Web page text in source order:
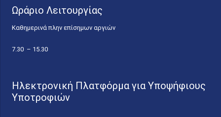
Ωράριο Λειτουργίας
Καθημερινά πλην επίσημων αργιών
7.30 – 15.30
Ηλεκτρονική Πλατφόρμα για Υποψήφιους
Υποτροφιών